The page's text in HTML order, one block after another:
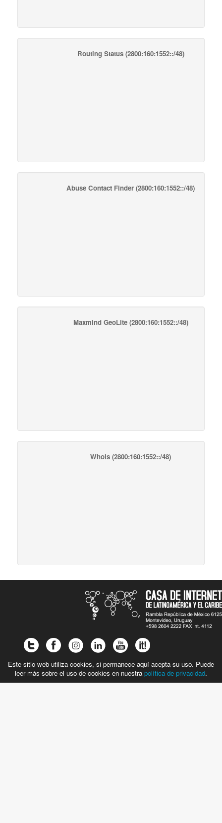
Routing Status(2800:160:1552::/48)
Abuse Contact Finder (2800:160:1552::/48)
Maxmind GeoLite(2800:160:1552::/48)
Whois (2800:160:1552::/48)
Este sitio web utiliza cookies, si permanece aquí acepta su uso. Puede
leer más sobre el uso de cookies en nuestra política de privacidad.